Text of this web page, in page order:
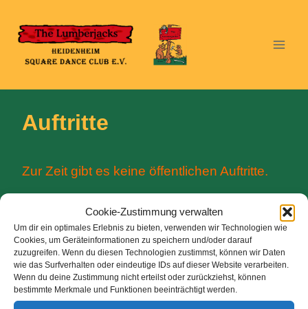
Cookie-Zustimmung verwalten
Um dir ein optimales Erlebnis zu bieten, verwenden wir Technologien wie
Cookies, um Geräteinformationen zu speichern und/oder darauf
zuzugreifen. Wenn du diesen Technologien zustimmst, können wir Daten
wie das Surfverhalten oder eindeutige IDs auf dieser Website verarbeiten.
Wenn du deine Zustimmung nicht erteilst oder zurückziehst, können
bestimmte Merkmale und Funktionen beeinträchtigt werden.
Inhalt
springen
Auftritte
Zur Zeit gibt es keine öffentlichen Auftritte.
siehe unterVorstand